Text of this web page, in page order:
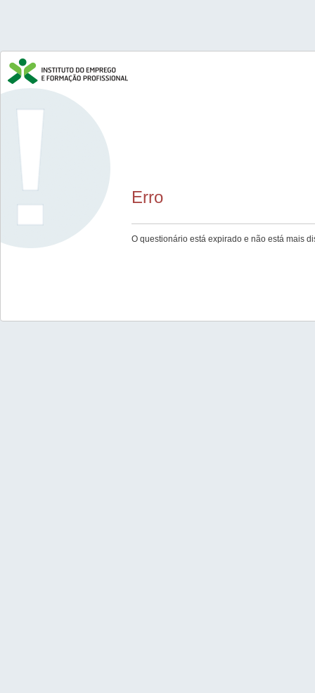
Erro
O questionário está expirado e não está mais